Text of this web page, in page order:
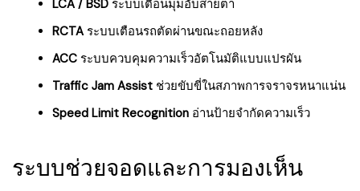
LCA / BSD ระบบเตือนมุมอับสายตา
RCTAระบบเตือนรถตัดผ่านขณะถอยหลัง
ACC ระบบควบคุมความเร็วอัตโนมัติแบบแปรผัน
Traffic Jam Assist ช่วยขับขี่ในสภาพการจราจรหนาแน่น
Speed Limit Recognition อ่านป้ายจำกัดความเร็ว
ระบบช่วยจอดและการมองเห็น